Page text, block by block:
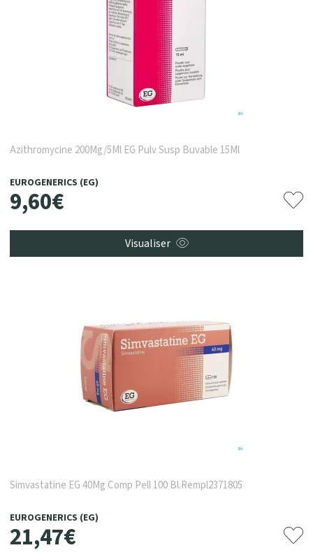
Azithromycine 200Mg/5Ml EG Pulv Susp Buvable 15Ml
EUROGENERICS (EG)
9,60€
Visualiser
Simvastatine EG 40Mg Comp Pell 100 Bl.Rempl2371805
EUROGENERICS (EG)
21,47€